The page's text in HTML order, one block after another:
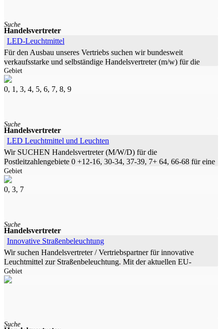
Suche
Handelsvertreter
LED-Leuchtmittel
Für den Ausbau unseres Vertriebs suchen wir bundesweit
verkaufsstarke und selbständige Handelsvertreter (m/w) für die
Vermarktung hochwertiger LED-Leuchtmittel (Eigenmarke). Wenn
Sie als freier
Gebiet
0, 1, 3, 4, 5, 6, 7, 8, 9
Suche
Handelsvertreter
LED Leuchtmittel und Leuchten
Wir SUCHEN Handelsvertreter (M/W/D) für die
Postleitzahlengebiete 0 +12-16, 30-34, 37-39, 7+ 64, 66-68 für eine
internationale Beleuchtungs-Marke Die Marke ist ein
Unternehmen, das weltweit im
Gebiet
0, 3, 7
Suche
Handelsvertreter
Innovative Straßenbeleuchtung
Wir suchen Handelsvertreter / Vertriebspartner für innovative
Leuchtmittel zur Straßenbeleuchtung. Mit der aktuellen EU-
Richtlinie werden ab 2015 weitere ineffiziente Leuchtmittel vom
Markt
Gebiet
Suche